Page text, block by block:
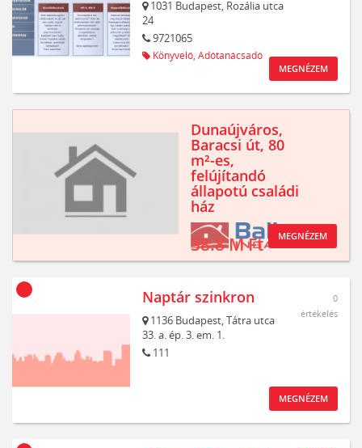
1031 Budapest, Rozália utca
24
9721065
Könyvelő, Adótanácsadó
MEGNÉZEM
Dunaújváros,
Baracsi út, 80
m²-es,
felújítandó
állapotú családi
ház
38.8 M Ft MEGNÉZEM
Naptár szinkron
1136 Budapest,Tátra utca
33. a. ép. 3. em. 1.
111
0
értékelés
MEGNÉZEM